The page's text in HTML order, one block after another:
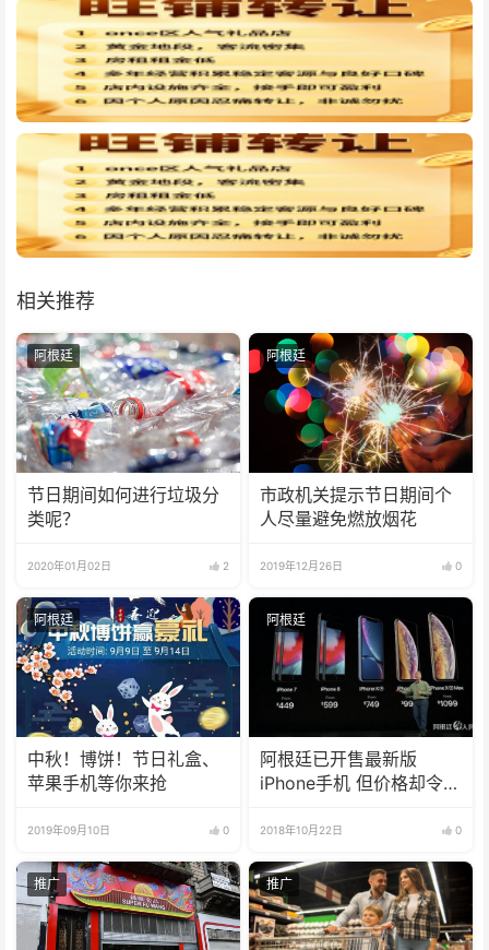
相关推荐
阿根廷
节日期间如何进行垃圾分
类呢？
2020年01月02日 2
阿根廷
市政机关提示节日期间个
人尽量避免燃放烟花
2019年12月26日 0
阿根廷
中秋！博饼！节日礼盒、
苹果手机等你来抢
2019年09月10日 0
阿根廷
阿根廷已开售最新版
iPhone手机 但价格却令人
2018年10月22日 0
推广 推广